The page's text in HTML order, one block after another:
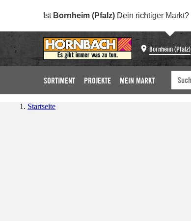
Ist Bornheim (Pfalz) Dein richtiger Markt?
Bornheim (Pfalz)
SORTIMENT PROJEKTE MEIN MARKT
Startseite